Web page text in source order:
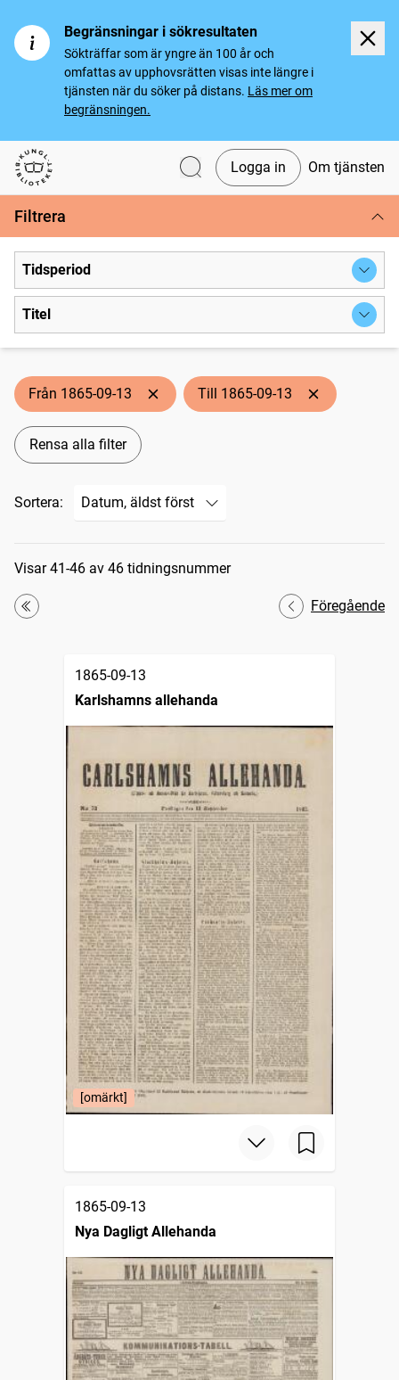
Begränsningar i sökresultaten
Sökträffar som är yngre än 100 år och
omfattas av upphovsrätten visas inte längre i
tjänsten när du söker på distans. Läs mer om
begränsningen.
Svenska tidningar
Logga in Om tjänsten
Filtrera
Tidsperiod
Titel
Från 1865-09-13 Till 1865-09-13
Rensa alla filter
Sortera:
Sökresultat
Visar 41-46 av 46 tidningsnummer
Första
Föregående
1865-09-13
Karlshamns allehanda
[omärkt]
1865-09-13
Nya Dagligt Allehanda